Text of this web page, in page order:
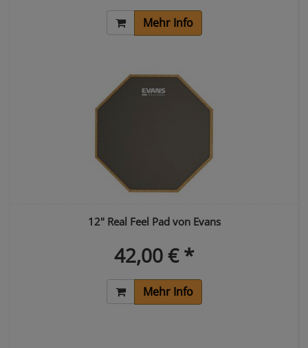
Mehr Info
12" Real Feel Pad von Evans
42,00 € *
Mehr Info